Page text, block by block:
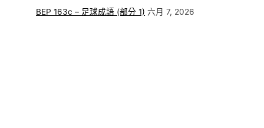
BEP 163c – 足球成語 (部分 1) 六月 7, 2026